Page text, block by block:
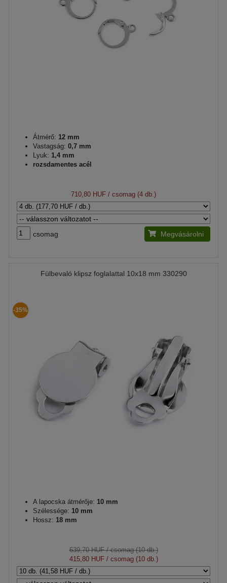
Átmérő: 12 mm
Vastagság: 0,7 mm
Lyuk: 1,4 mm
rozsdamentes acél
710,80 HUF / csomag (4 db.)
csomag Megvásárolni
Fülbevaló klipsz foglalattal 10x18 mm 330290
-35%
A lapocska átmérője: 10 mm
Szélessége: 10 mm
Hossz: 18 mm
639,70 HUF/ csomag (10 db.)
415,80 HUF/ csomag (10 db.)